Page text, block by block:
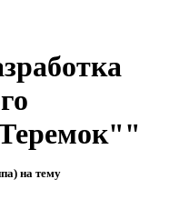
на тему